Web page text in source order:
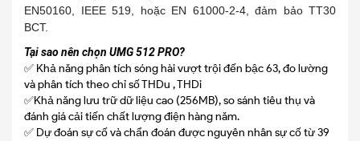
EN50160, IEEE 519, hoặc EN 61000-2-4, đảm bảo TT30
BCT.
Tại sao nên chọn UMG 512 PRO?
✅ Khả năng phân tích sóng hài vượt trội đến bậc 63, đo lường
và phân tích theo chỉ số THDu , THDi
✅Khả năng lưu trữ dữ liệu cao (256MB), so sánh tiêu thụ và
đánh giá cải tiến chất lượng điện hàng năm.
✅ Dự đoán sự cố và chẩn đoán được nguyên nhân sự cố từ 39